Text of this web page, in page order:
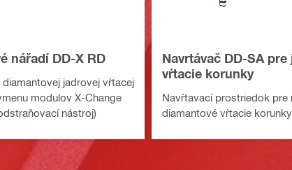
nářadí DD-X RD
jadrovej vŕtacej
modulov X-Change
nástroj)
Navrtávač DD-SA pre
vŕtacie korunky
Navŕtavací prostriedok pre
diamantové vŕtacie korunky